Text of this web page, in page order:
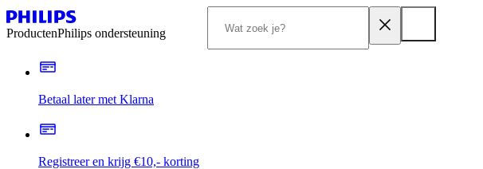
ProductenPhilips ondersteuning
Betaal later met Klarna
Registreer en krijg €10,- korting